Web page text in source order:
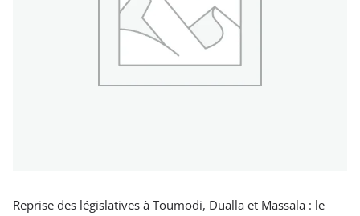
Reprise des législatives à Toumodi, Dualla et Massala : le